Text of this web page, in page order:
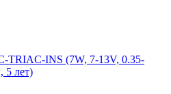
TRIAC-INS (7W, 7-13V, 0.35-
5 лет)